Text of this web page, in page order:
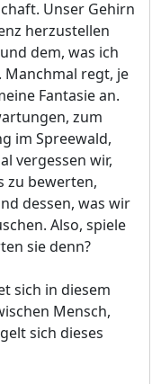
Unser Gehirn
herzustellen
dem, was ich
regt, je
Fantasie an.
zum
im Spreewald,
vergessen wir,
zu bewerten,
dessen, was wir
Also, spiele
sie denn?
sich in diesem
Mensch,
sich dieses